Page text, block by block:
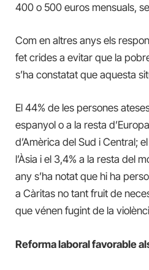
400 o 500 euros mensuals,
Com en altres anys els
fet crides a evitar que la
s’ha constatat que aquesta
El 44% de les persones
espanyol o a la resta
d’Amèrica del Sud i Central; el
l’Àsia i el 3,4% a la resta del
any s’ha notat que hi ha
a Càritas no tant fruit de
que vénen fugint de la
Reforma laboral favorable